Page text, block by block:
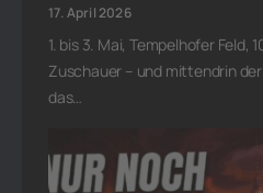
17. April 2026
1. bis 3. Mai, Tempelhofer Feld,
Zuschauer – und mittendrin
das…